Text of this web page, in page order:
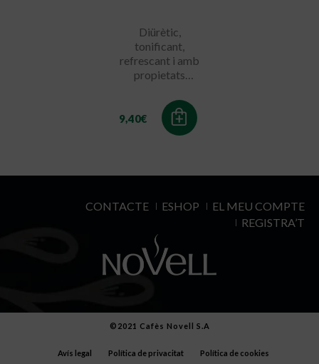
9,40€
Diürètic,
tonificant,
refrescant i amb
propietats
CONTACTE ESHOP
EL MEU COMPTE
REGISTRA’T
©2021 Cafès Novell S.A
Avís legal Política de privacitat Política de cookies